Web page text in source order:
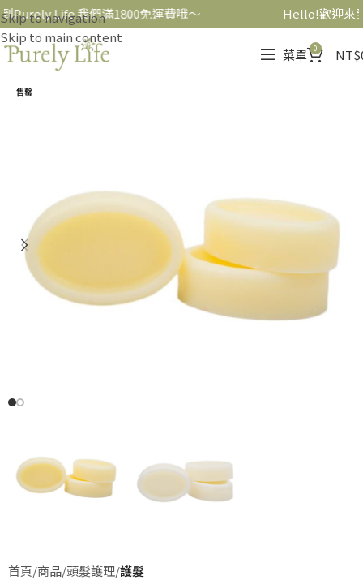
Skip to navigation
Skip to main content
Life 我們滿1800免運費哦～ Hello!歡迎來
菜單 0 NT$
售罄
首頁 商品 頭髮護理 護髮